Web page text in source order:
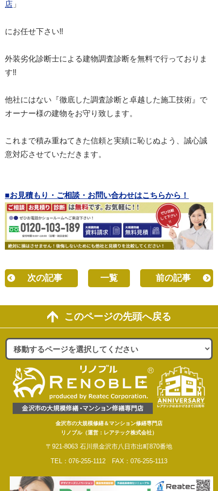
店 」
にお任せ下さい‼
外装劣化診断士による建物調査診断を無料で行っておりま
す‼
他社にはない『徹底した調査診断と卓越した施工技術』で
オーナー様の建物をお守り致します。
これまで積み重ねてきた信頼と実績に恥じぬよう、誠心誠
意対応させていただきます。
■お見積もり・ご相談・お問い合わせはこちらから！
次の記事 一覧 前の記事
このページの先頭へ戻る
金沢市の大規模修繕＆マンション修繕専門店
リノブル（運営：レアテック株式会社）
〒921-8063 石川県金沢市八日市出町870番地
TEL：076-255-1112 FAX：076-255-1113